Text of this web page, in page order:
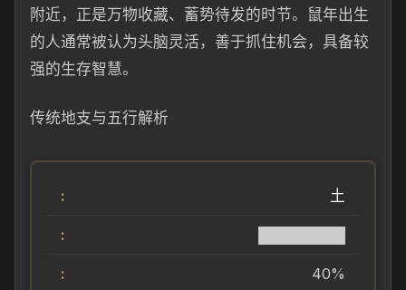
附近，正是万物收藏、蓄势待发的时节。鼠年出生
的人通常被认为头脑灵活，善于抓住机会，具备较
强的生存智慧。
传统地支与五行解析
土
40%